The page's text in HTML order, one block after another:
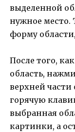
выделенной
нужное место.
форму
После того,
область,
верхней части
горячую
выбранная
картинки, а